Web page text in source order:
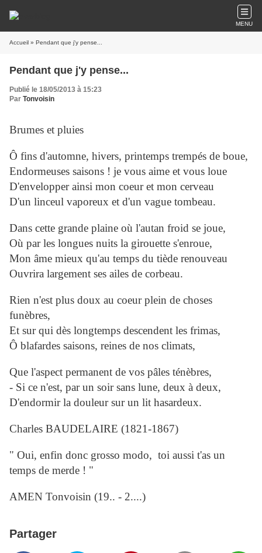
MENU
Accueil » Pendant que j'y pense...
Pendant que j'y pense...
Publié le 18/05/2013 à 15:23
Par Tonvoisin
Brumes et pluies
Ô fins d'automne, hivers, printemps trempés de boue,
Endormeuses saisons ! je vous aime et vous loue
D'envelopper ainsi mon coeur et mon cerveau
D'un linceul vaporeux et d'un vague tombeau.
Dans cette grande plaine où l'autan froid se joue,
Où par les longues nuits la girouette s'enroue,
Mon âme mieux qu'au temps du tiède renouveau
Ouvrira largement ses ailes de corbeau.
Rien n'est plus doux au coeur plein de choses
funèbres,
Et sur qui dès longtemps descendent les frimas,
Ô blafardes saisons, reines de nos climats,
Que l'aspect permanent de vos pâles ténèbres,
- Si ce n'est, par un soir sans lune, deux à deux,
D'endormir la douleur sur un lit hasardeux.
Charles BAUDELAIRE (1821-1867)
" Oui, enfin donc grosso modo, toi aussi t'as un
temps de merde ! "
AMEN Tonvoisin (19.. - 2....)
Partager